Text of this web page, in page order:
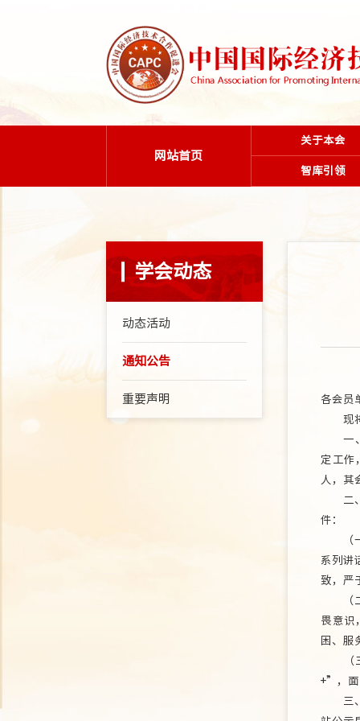
网站首页
关于本会
智库引领
学会动态
动态活动
通知公告
重要声明
各会员
现将
一、
定工作
人，其
二、
件：
（一
系列讲
致，严
（二
畏意识
困、服
（三
+”，面
三、